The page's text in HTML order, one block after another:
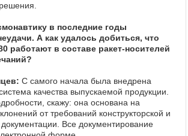
в последние годы
А как удалось добиться, что
работают в составе ракет-носителей
С самого начала была внедрена
качества выпускаемой продукции.
скажу: она основана на
от требований конструкторской и
документации. Все документирование